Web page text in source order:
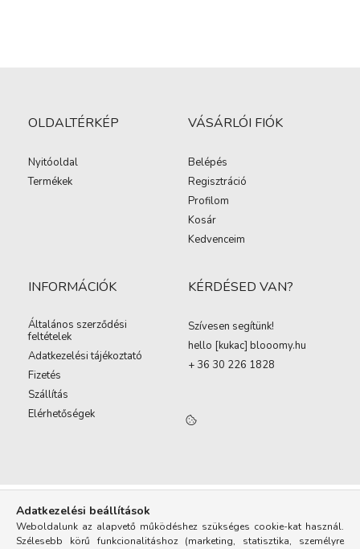
OLDALTÉRKÉP
Nyitóoldal
Termékek
VÁSÁRLÓI FIÓK
Belépés
Regisztráció
Profilom
Kosár
Kedvenceim
INFORMÁCIÓK
Általános szerződési
feltételek
Adatkezelési tájékoztató
Fizetés
Szállítás
Elérhetőségek
KÉRDÉSED VAN?
Szívesen segítünk!
hello [kukac] blooomy.hu
+ 36 30 226 1828
Adatkezelési beállítások
Weboldalunk az alapvető működéshez szükséges cookie-kat használ.
Szélesebb körű funkcionalitáshoz (marketing, statisztika, személyre